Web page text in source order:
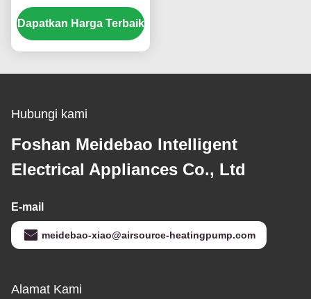
Panas Komersial Low
Noise
Dapatkan Harga Terbaik
Hubungi kami
Foshan Meidebao Intelligent
Electrical Appliances Co., Ltd
E-mail
meidebao-xiao@airsource-heatingpump.com
Alamat Kami